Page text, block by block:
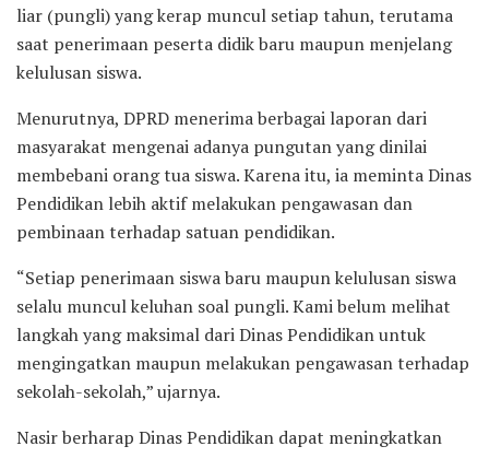
liar (pungli) yang kerap muncul setiap tahun, terutama
saat penerimaan peserta didik baru maupun menjelang
kelulusan siswa.
Menurutnya, DPRD menerima berbagai laporan dari
masyarakat mengenai adanya pungutan yang dinilai
membebani orang tua siswa. Karena itu, ia meminta Dinas
Pendidikan lebih aktif melakukan pengawasan dan
pembinaan terhadap satuan pendidikan.
“Setiap penerimaan siswa baru maupun kelulusan siswa
selalu muncul keluhan soal pungli. Kami belum melihat
langkah yang maksimal dari Dinas Pendidikan untuk
mengingatkan maupun melakukan pengawasan terhadap
sekolah-sekolah,” ujarnya.
Nasir berharap Dinas Pendidikan dapat meningkatkan